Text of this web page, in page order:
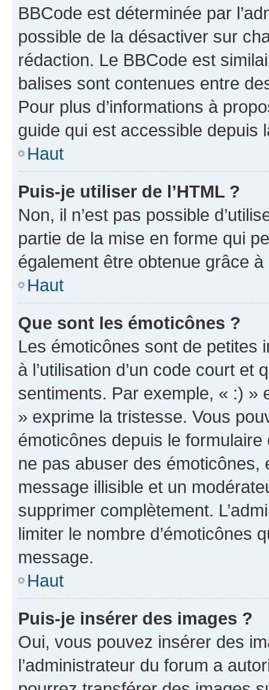
BBCode est déterminée par
possible de la désactiver sur
rédaction. Le BBCode est
balises sont contenues entre
Pour plus d’informations à
guide qui est accessible depuis
Haut
Puis-je utiliser de l’HTML ?
Non, il n’est pas possible
partie de la mise en forme qui
également être obtenue grâce à
Haut
Que sont les émoticônes ?
Les émoticônes sont de petites
à l’utilisation d’un code court et
sentiments. Par exemple, « :) »
» exprime la tristesse. Vous
émoticônes depuis le
ne pas abuser des
message illisible et un
supprimer complètement.
limiter le nombre d’émoticônes
message.
Haut
Puis-je insérer des images ?
Oui, vous pouvez insérer des
l’administrateur du forum a